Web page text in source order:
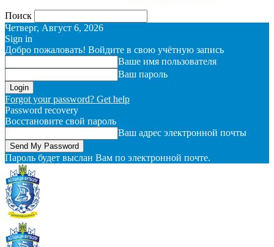
Поиск
Четверг, Август 6, 2026
Sign in
Добро пожаловать! Войдите в свою учётную запись
Ваше имя пользователя
Ваш пароль
Forgot your password? Get help
Password recovery
Восстановите свой пароль
Ваш адрес электронной почты
Пароль будет выслан Вам по электронной почте.